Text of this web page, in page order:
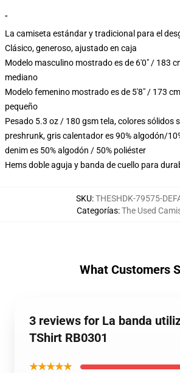
"
La camiseta estándar y tradicional para el
Clásico, generoso, ajustado en caja
Modelo masculino mostrado es de 6'0" / 183
mediano
Modelo femenino mostrado es de 5'8" / 173
pequeño
Pesado 5.3 oz / 180 gsm tela, colores sólidos
preshrunk, gris calentador es 90% algodón/
denim es 50% algodón / 50% poliéster
Hems doble aguja y banda de cuello para
SKU:THESHDK-79575-
Categorías:The Used
What Customers
3 reviews for La banda
TShirt RB0301
★★★★★